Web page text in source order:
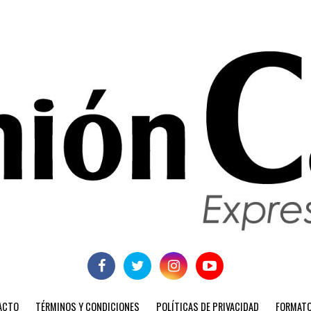
TÉRMINOS Y CONDICIONES POLÍTICAS DE PRIVACIDAD